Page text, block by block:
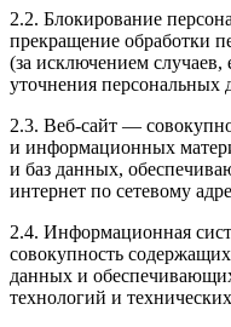
2.2. Блокирование
прекращение обработки
(за исключением случаев,
уточнения персональных
2.3. Веб-сайт —
и информационных
и баз данных,
интернет по сетевому
2.4. Информационная
совокупность
данных и
технологий и